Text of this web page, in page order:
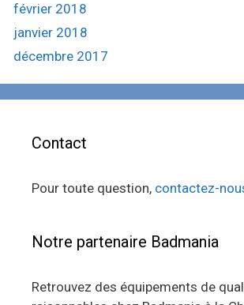
février 2018
janvier 2018
décembre 2017
Contact
Pour toute question, contactez-
Notre partenaire Badmania
Retrouvez des équipements de